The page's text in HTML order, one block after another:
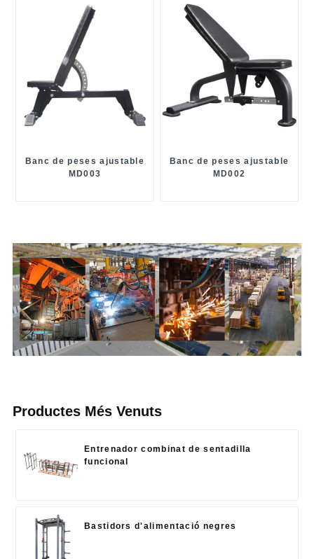
Banc de peses ajustable
MD003
Banc de peses ajustable
MD002
Productes Més Venuts
Entrenador combinat de sentadilla
funcional
Bastidors d'alimentació negres